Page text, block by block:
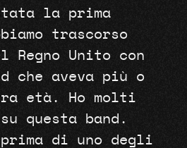
la prima
trascorso
Regno Unito con
che aveva più o
età. Ho molti
questa band.
prima di uno degli